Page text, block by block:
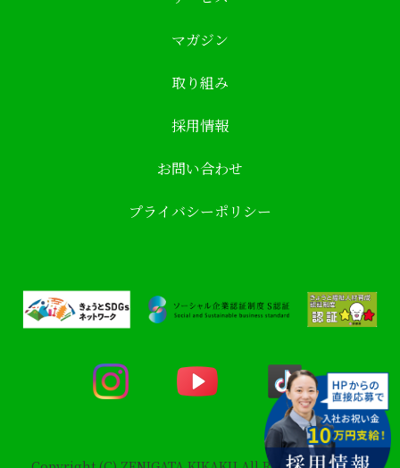
マガジン
取り組み
採用情報
お問い合わせ
プライバシーポリシー